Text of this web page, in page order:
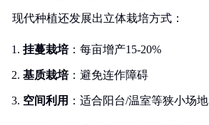
现代种植还发展出立体栽培方式：
挂蔓栽培：每亩增产15-20%
基质栽培：避免连作障碍
空间利用 ：适合阳台/温室等狭小场地